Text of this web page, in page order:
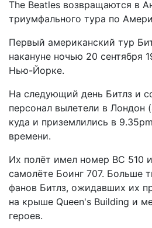
The Beatles возвращаются в
триумфального тура по
Первый американский тур
накануне ночью 20 cентября
Нью-Йорке.
На следующий день Битлз и
персонал вылетели в Лондон
куда и приземлились в
времени.
Их полёт имел номер BC 510
самолёте Боинг 707. Больше
фанов Битлз, ожидавших их
на крыше Queen's Building и
героев.